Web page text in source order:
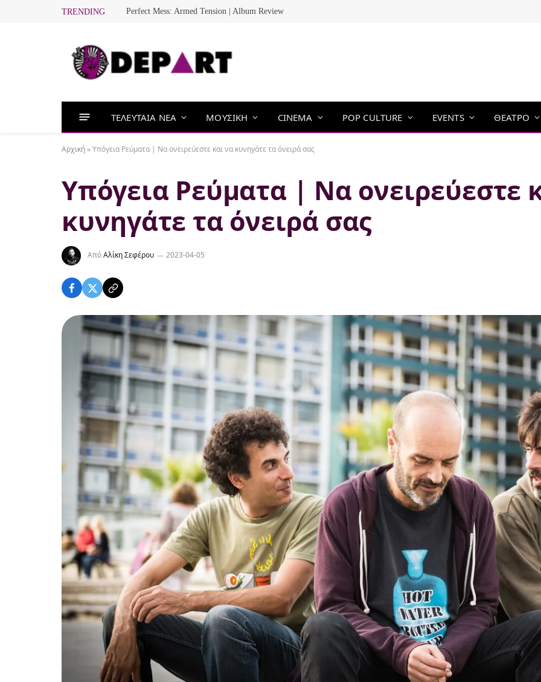
TRENDING Perfect Mess: Armed Tension | Album Review
ΤΕΛΕΥΤΑΙΑ ΝΕΑ ΜΟΥΣΙΚΗ CINEMA POP CULTURE EVENTS ΘΕΑΤΡΟ
Αρχική »Υπόγεια Ρεύματα | Να ονειρεύεστε και να κυνηγάτε τα όνειρά σας
Υπόγεια Ρεύματα | Να ονειρεύεστε
κυνηγάτε τα όνειρά σας
ΑπόΑλίκη Σεφέρου 2023-04-05